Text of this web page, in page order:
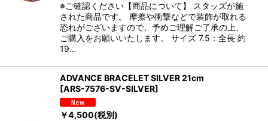
※ご確認ください【商品について】 スタッズが施
された商品です。 摩擦や衝撃などで装飾が取れる
恐れがございますので、予めご理解ご了承の上、
ご購入をお願いいたします。 サイズ 7.5：全長 約
19…
ADVANCE BRACELET SILVER 21cm
[ARS-7576-SV-SILVER]
￥4,500(税別)